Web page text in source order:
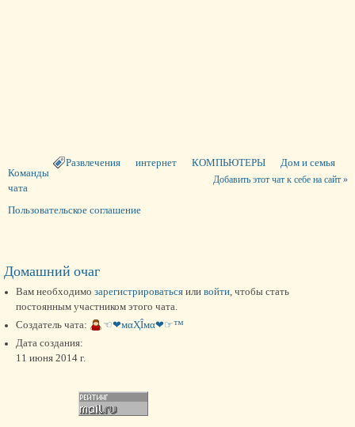
Развлечения интернет КОМПЬЮТЕРЫ Дом и семья
Добавить этот чат к себе на сайт »
Команды
чата
Пользовательское соглашение
Домашний очаг
Вам необходимо зарегистрироваться или войти , чтобы стать
постоянным участником этого чата.
Создатель чата:
☜❤мαҲÎмα❤☞™
Дата создания:
11 июня 2014 г.